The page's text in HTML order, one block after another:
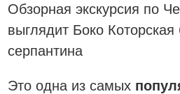
Обзорная экскурсия по
выглядит Боко Которская
серпантина
Это одна из самых